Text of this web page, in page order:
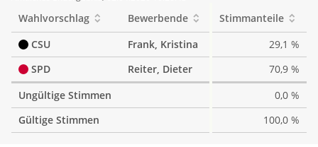
Wahlvorschlag Bewerbende
Stimmanteile
CSU
Frank, Kristina
29,1 %
SPD
Reiter, Dieter
70,9 %
Ungültige Stimmen
0,0 %
Gültige Stimmen
100,0 %